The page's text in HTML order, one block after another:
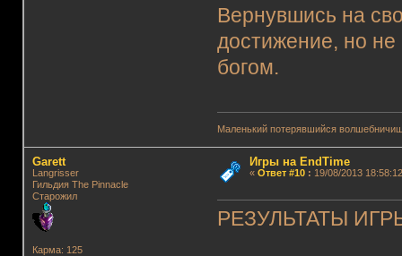
Вернувшись на
достижение, но
богом.
Маленький потерявшийся
Garett
Langrisser
Гильдия The Pinnacle
Старожил
Карма: 125
Игры на EndTime
« Ответ #10: 19/08/2013
РЕЗУЛЬТАТЫ